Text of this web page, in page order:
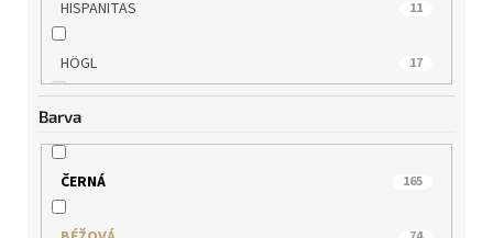
HISPANITAS 11
HÖGL 17
IBERIUS
JANA 23
KLOP 7
Barva
ČERNÁ 165